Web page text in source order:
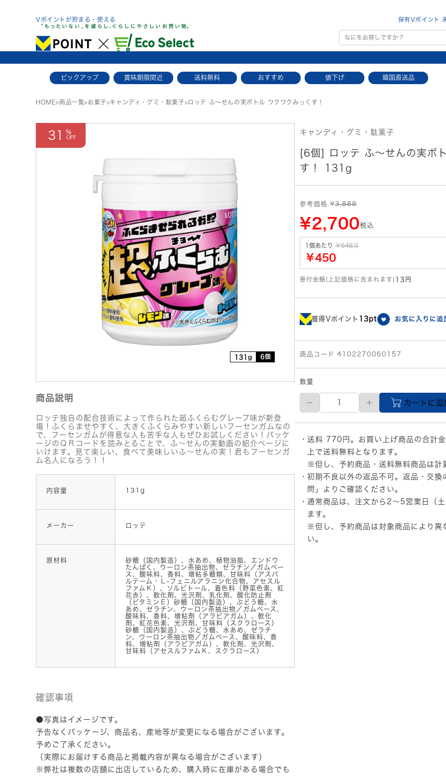
Vポイントが貯まる・使える 保有Vポイント
ピックアップ 賞味期限間近 送料無料 おすすめ 値下げ 韓国直送品
HOME>商品一覧>お菓子>キャンディ・グミ・駄菓子>ロッテ ふ～せんの実ボトル ワクワクみっくす！
31
131g 6個
商品説明
ロッテ独自の配合技術によって作られた超ふくらむグレープ味が新登
場！ふくらませやすく、大きくふくらみやすい新しいフーセンガムなの
で、フーセンガムが得意な人も苦手な人もぜひお試しください！パッケ
ージのＱＲコードを読みとることで、ふ～せんの実動画の紹介ページに
いけます。見て楽しい、食べて美味しいふ～せんの実！君もフーセンガ
ム名人になろう！！
内容量 131g
メーカー ロッテ
原材料
砂糖（国内製造）、水あめ、植物油脂、エンドウ
たんぱく、ウーロン茶抽出物、ゼラチン／ガムベー
ス、酸味料、香料、増粘多糖類、甘味料（アスパ
ルテーム・Ｌ-フェニルアラニン化合物、アセスル
ファムＫ）、ソルビトール、着色料（野菜色素、紅
花赤）、軟化剤、光沢剤、乳化剤、酸化防止剤
（ビタミンＥ）砂糖（国内製造）、ぶどう糖、水
あめ、ゼラチン、ウーロン茶抽出物／ガムベース、
酸味料、香料、増粘剤（アラビアガム）、軟化
剤、紅花色素、光沢剤、甘味料（スクラロース）
砂糖（国内製造）、ぶどう糖、水あめ、ゼラチ
ン、ウーロン茶抽出物／ガムベース、酸味料、香
料、増粘剤（アラビアガム）、軟化剤、光沢剤、
甘味料（アセスルファムＫ、スクラロース）
確認事項
●写真はイメージです。
予告なくパッケージ、商品名、産地等が変更になる場合がございます。
予めご了承ください。
（実際にお届けする商品と掲載内容が異なる場合がございます）
※弊社は複数の店舗に出店しているため、購入時に在庫がある場合でも
キャンディ・グミ・駄菓子
[6個] ロッテ ふ～せんの実ボ
す！ 131g
参考価格 ¥3,888
¥2,700税込
1個あたり ￥648.0
￥450
寄付金額(上記価格に含まれます) 13円
獲得Vポイント 13pt お気に入りに追
商品コード 4102270060157
数量
ロ
テ
ふ
せ
ん
の
実
ボ
ト
ワ
ク
ワ
ク
カートに追
送料 770円。お買い上げ商品の合計
上で送料無料となります。
※但し、予約商品・送料無料商品は計
初期不良以外の返品不可。返品・交換
問」
よりご確認ください。
通常商品は、注文から2～5営業日（
ます。
※但し、予約商品は対象商品により異
い。